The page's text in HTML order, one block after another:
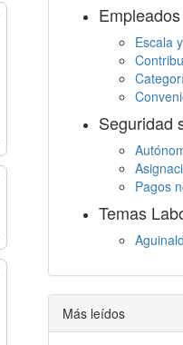
Escala
Seguridad
Pagos
Temas
Más leídos